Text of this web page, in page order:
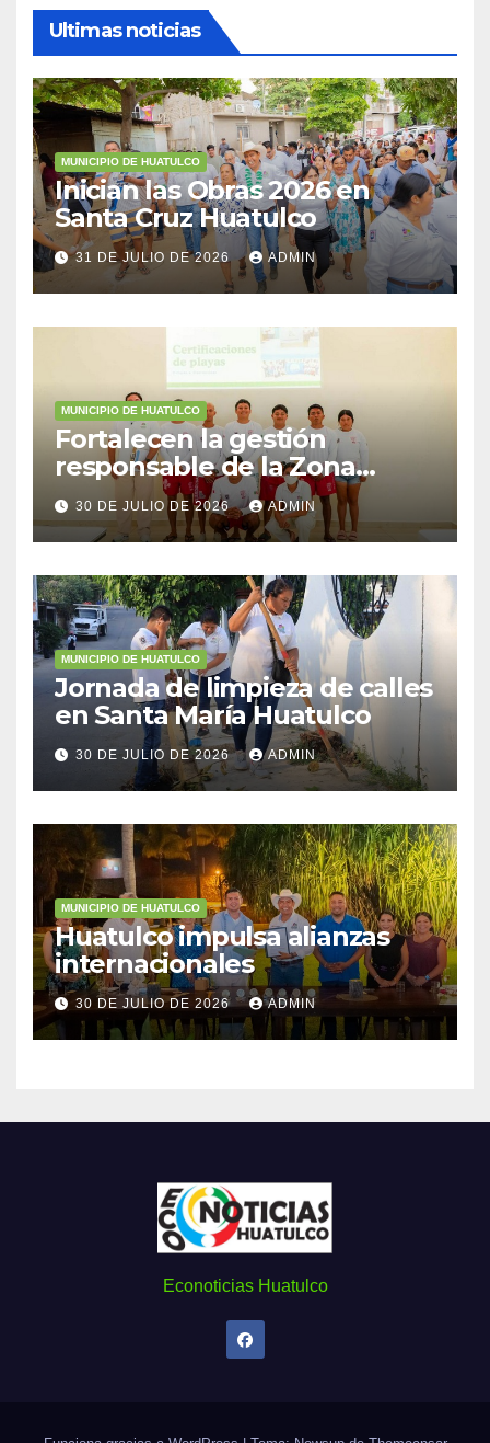
Ultimas noticias
MUNICIPIO DE HUATULCO
Inician las Obras 2026 en
Santa Cruz Huatulco
31 DE JULIO DE 2026 ADMIN
MUNICIPIO DE HUATULCO
Fortalecen la gestión
responsable de la Zona
Federal Marítimo Terrestre
30 DE JULIO DE 2026 ADMIN
MUNICIPIO DE HUATULCO
Jornada de limpieza de calles
en Santa María Huatulco
30 DE JULIO DE 2026 ADMIN
MUNICIPIO DE HUATULCO
Huatulco impulsa alianzas
internacionales
30 DE JULIO DE 2026 ADMIN
Econoticias Huatulco